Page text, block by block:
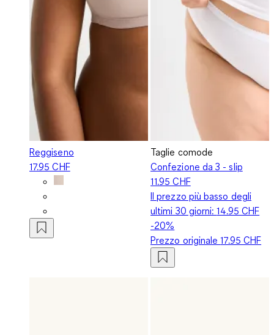
Reggiseno
17.95 CHF
Taglie comode
Confezione da 3 - slip
11.95 CHF
Il prezzo più basso degli
ultimi 30 giorni:14.95 CHF
-20%
Prezzo originale17.95 CHF